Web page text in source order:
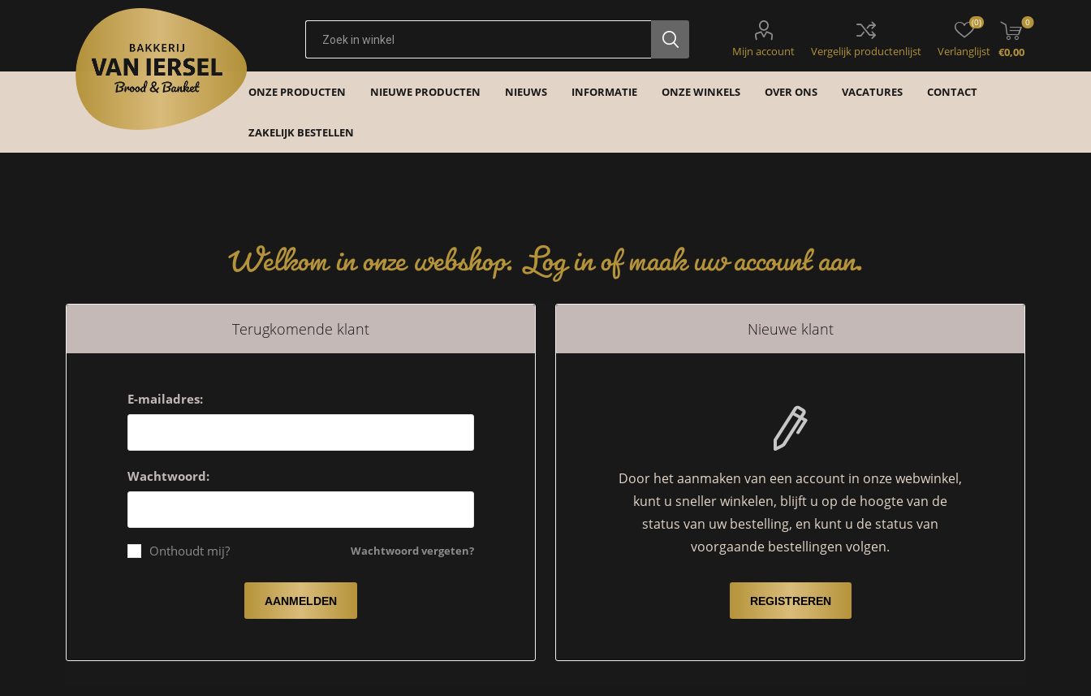
Mijn account Vergelijk productenlijst Verlanglijst
(0) 0
€0,00
ONZE PRODUCTEN NIEUWE PRODUCTEN NIEUWS INFORMATIE ONZE WINKELS OVER ONS VACATURES CONTACT
ZAKELIJK BESTELLEN
Welkom in onze webshop. Log in of maak uw account aan.
Nieuwe klant
Door het aanmaken van een account in onze webwinkel,
kunt u sneller winkelen, blijft u op de hoogte van de
status van uw bestelling, en kunt u de status van
voorgaande bestellingen volgen.
Terugkomende klant
E-mailadres:
Wachtwoord:
Wachtwoord vergeten?
Onthoudt mij?